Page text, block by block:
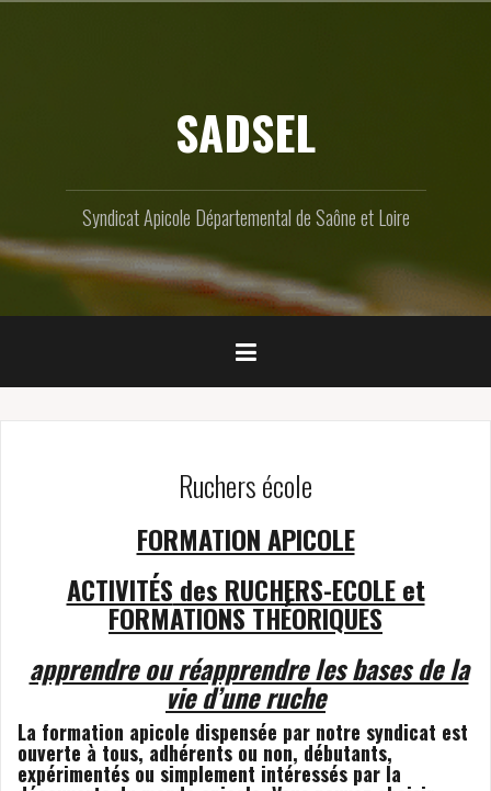
SADSEL
Syndicat Apicole Départemental de Saône et Loire
Ruchers école
FORMATION APICOLE
ACTIVITÉS des RUCHERS-ECOLE et
FORMATIONSTHÉORIQUES
apprendre ou réapprendre les bases de la
vie d’une ruche
La formation apicole dispensée par notre syndicat est
ouverte à tous, adhérents ou non, débutants,
expérimentés ou simplement intéressés par la